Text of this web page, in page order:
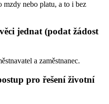
mzdy nebo platu, a to i bez
jednat (podat žádost
a zaměstnanec.
pro řešení životní